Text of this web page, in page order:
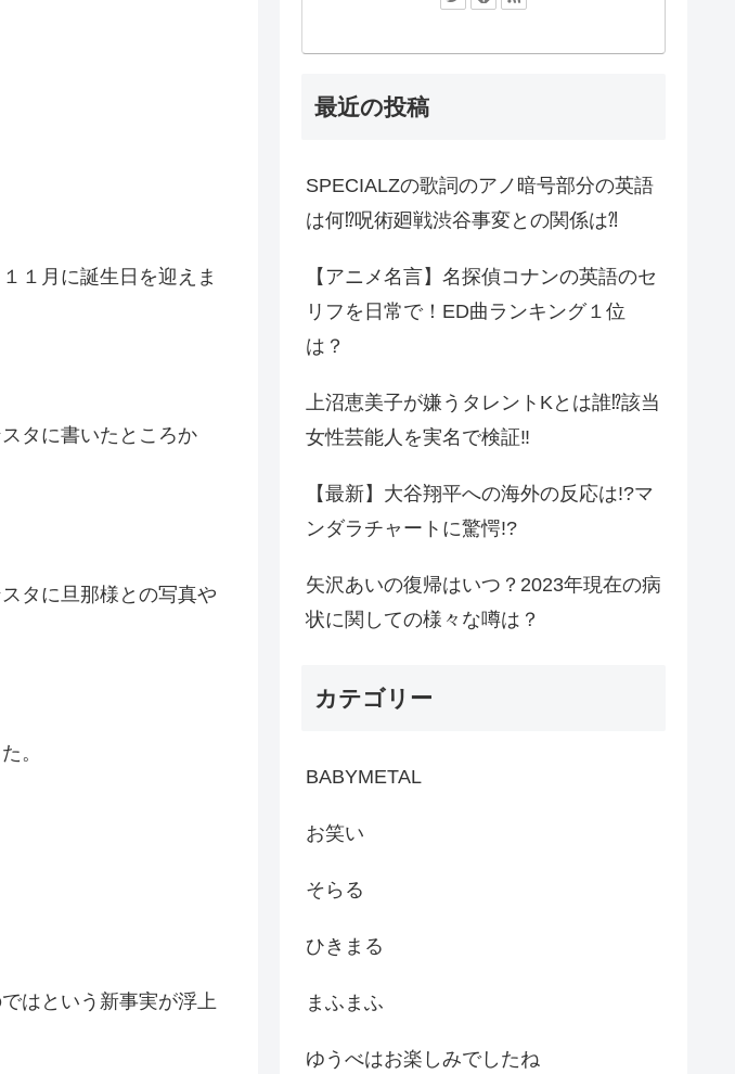
１月に誕生日を迎えま
タに書いたところか
タに旦那様との写真や
。
はという新事実が浮上
最近の投稿
SPECIALZの歌詞のアノ暗号部分の英語
は何⁉︎呪術廻戦渋谷事変との関係は⁈
【アニメ名言】名探偵コナンの英語のセ
リフを日常で！ED曲ランキング１位
は？
上沼恵美子が嫌うタレントKとは誰⁉︎該当
女性芸能人を実名で検証‼︎
【最新】大谷翔平への海外の反応は!?マ
ンダラチャートに驚愕!?
矢沢あいの復帰はいつ？2023年現在の病
状に関しての様々な噂は？
カテゴリー
BABYMETAL
お笑い
そらる
ひきまる
まふまふ
ゆうべはお楽しみでしたね